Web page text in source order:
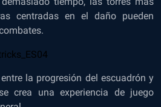
centradas en el daño pueden
la progresión del escuadrón y
crea una experiencia de juego